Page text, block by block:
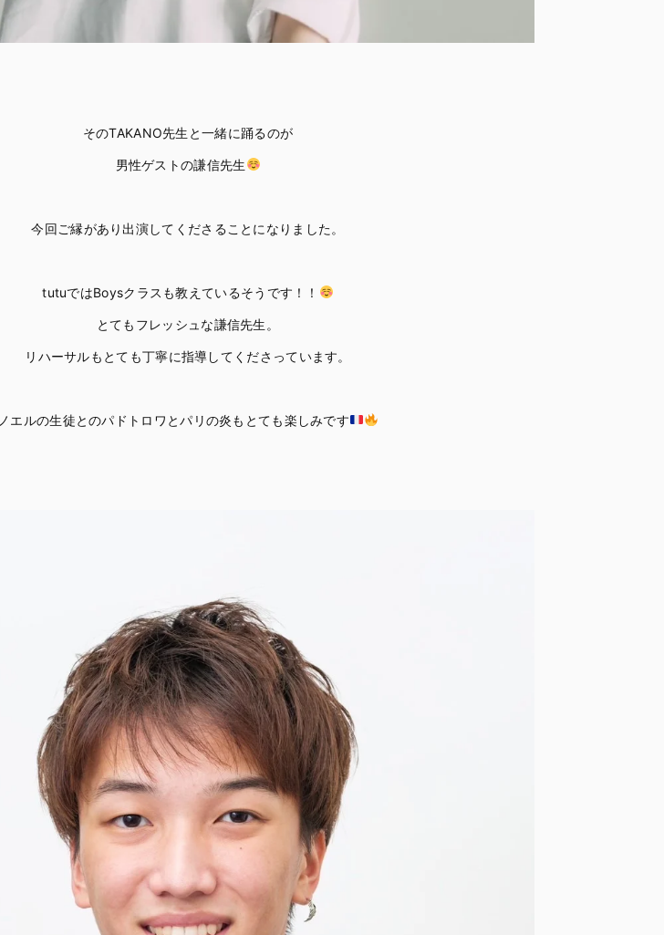
そのTAKANO先生と一緒に踊るのが
男性ゲストの謙信先生
今回ご縁があり出演してくださることになりました。
tutuではBoysクラスも教えているそうです！！
とてもフレッシュな謙信先生。
リハーサルもとても丁寧に指導してくださっています。
ノエルの生徒とのパドトロワとパリの炎もとても楽しみです